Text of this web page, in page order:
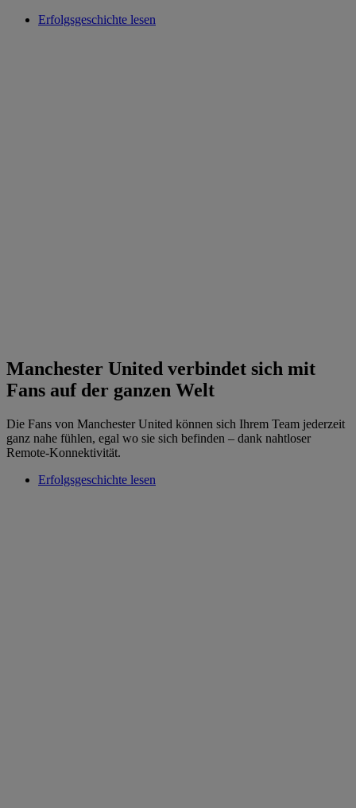
Erfolgsgeschichte lesen
Manchester United verbindet sich mit
Fans auf der ganzen Welt
Die Fans von Manchester United können sich Ihrem Team jederzeit
ganz nahe fühlen, egal wo sie sich befinden – dank nahtloser
Remote-Konnektivität.
Erfolgsgeschichte lesen